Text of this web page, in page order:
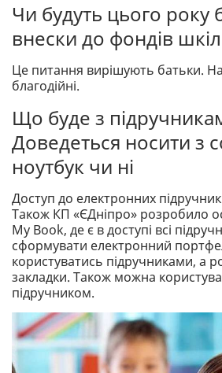
Чи будуть цього року
внески до фондів шкіл
Це питання вирішують батьки.
благодійні.
Що буде з
Доведеться носити з
ноутбук чи ні
Доступ до електронних
Також КП «ЄДніпро» розробило
My Book, де є в доступі всі
сформувати електронний
користуватись підручниками, а
закладки. Також можна
підручником.